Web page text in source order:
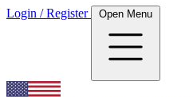
Login / Register Open Menu